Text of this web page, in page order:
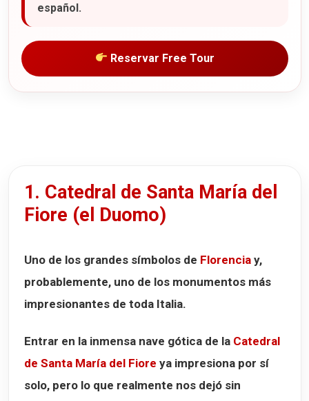
español.
Reservar Free Tour
1. Catedral de Santa María del
Fiore (el Duomo)
Uno de los grandes símbolos de Florencia y,
probablemente, uno de los monumentos más
impresionantes de toda Italia.
Entrar en la inmensa nave gótica de la Catedral
de Santa María del Fiore ya impresiona por sí
solo, pero lo que realmente nos dejó sin